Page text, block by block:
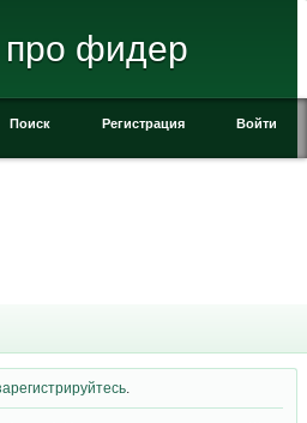
фидер
Поиск Регистрация Войти